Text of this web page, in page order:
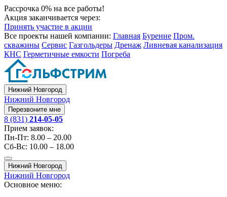
Рассрочка 0% на все работы!
Акция заканчивается через:
Принять участие в акции
Все проекты нашей компании: Главная Бурение Пром.
скважины Сервис Газгольдеры Дренаж Ливневая канализация
КНС Герметичные емкости Погреба
Нижний Новгород
Нижний Новгород
Перезвоните мне
8 (831) 214-05-05
Прием заявок:
Пн-Пт: 8.00 – 20.00
Сб-Вс: 10.00 – 18.00
Нижний Новгород
Нижний Новгород
Основное меню: